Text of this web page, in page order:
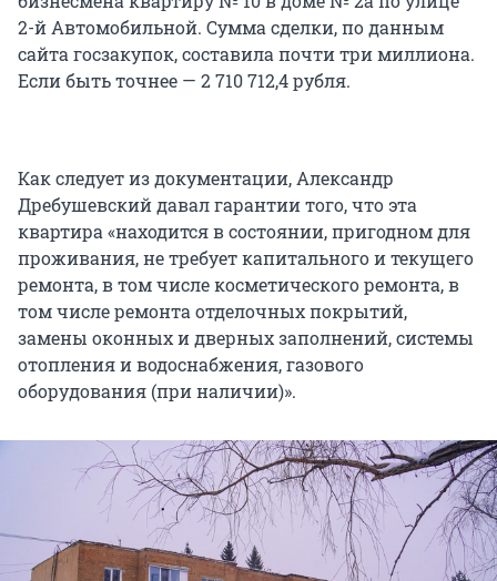
2-й Автомобильной. Сумма сделки, по данным
сайта госзакупок, составила почти три миллиона.
Если быть точнее — 2 710 712,4 рубля.
Как следует из документации, Александр
Дребушевский давал гарантии того, что эта
квартира «находится в состоянии, пригодном для
проживания, не требует капитального и текущего
ремонта, в том числе косметического ремонта, в
том числе ремонта отделочных покрытий,
замены оконных и дверных заполнений, системы
отопления и водоснабжения, газового
оборудования (при наличии)».